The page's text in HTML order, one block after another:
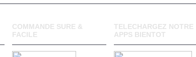
COMMANDE SURE &
FACILE
TELECHARGEZ NOTRE
APPS BIENTOT